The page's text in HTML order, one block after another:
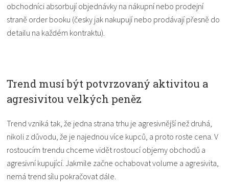
obchodníci absorbují objednávky na nákupní nebo prodejní
straně order booku (česky jak nakupují nebo prodávají přesně do
detailu na každém kontraktu).
Trend musí být potvrzovaný aktivitou a
agresivitou velkých peněz
Trend vzniká tak, že jedna strana trhu je agresivnější než druhá,
nikoli z důvodu, že je najednou více kupců, a proto roste cena. V
rostoucím trendu chceme vidět rostoucí objemy obchodů a
agresivní kupující. Jakmile začne ochabovat volume a agresivita,
nemá trend sílu pokračovat dále.